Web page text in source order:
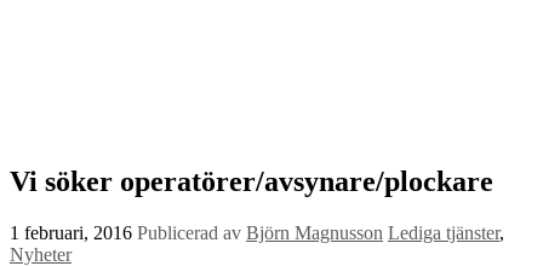
Vi söker operatörer/avsynare/plockare
1 februari, 2016 Publicerad av Björn Magnusson Lediga tjänster,
Nyheter